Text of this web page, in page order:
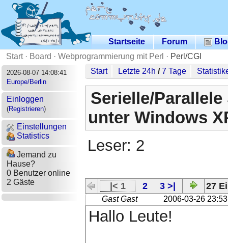
Startseite Forum
Start· Board · Webprogrammierung mit Perl · Perl/CGI
2026-08-07 14:08:41
Europe/Berlin
Einloggen
(Registrieren)
Einstellungen
Statistics
Jemand zu
Hause?
0 Benutzer online
2 Gäste
Start Letzte 24h /7 Tage
Serielle/
unter Windows
Leser: 2
|< 1 2 3 >| 27
Gast Gast 2006-03-26 23:53
Hallo Leute!